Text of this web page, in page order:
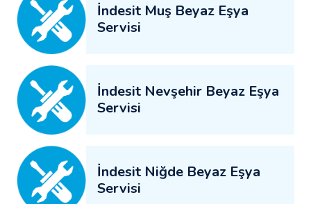
İndesit Muş Beyaz Eşya
Servisi
İndesit Nevşehir Beyaz Eşya
Servisi
İndesit Niğde Beyaz Eşya
Servisi